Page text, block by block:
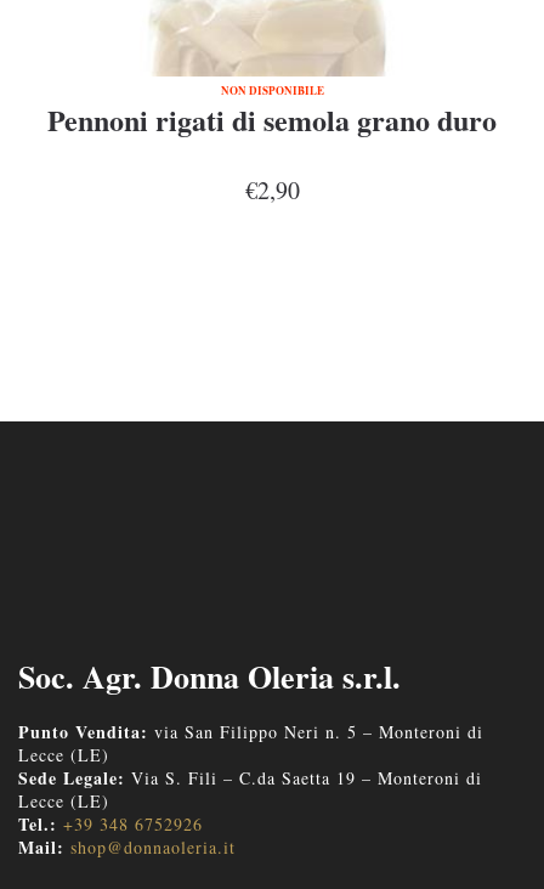
NON DISPONIBILE
Pennoni rigati di semola grano duro
€2,90
Soc. Agr. Donna Oleria s.r.l.
Punto Vendita: via San Filippo Neri n. 5 – Monteroni di
Lecce (LE)
Sede Legale: Via S. Fili – C.da Saetta 19 – Monteroni di
Lecce (LE)
Tel.: +39 348 6752926
Mail: shop@donnaoleria.it